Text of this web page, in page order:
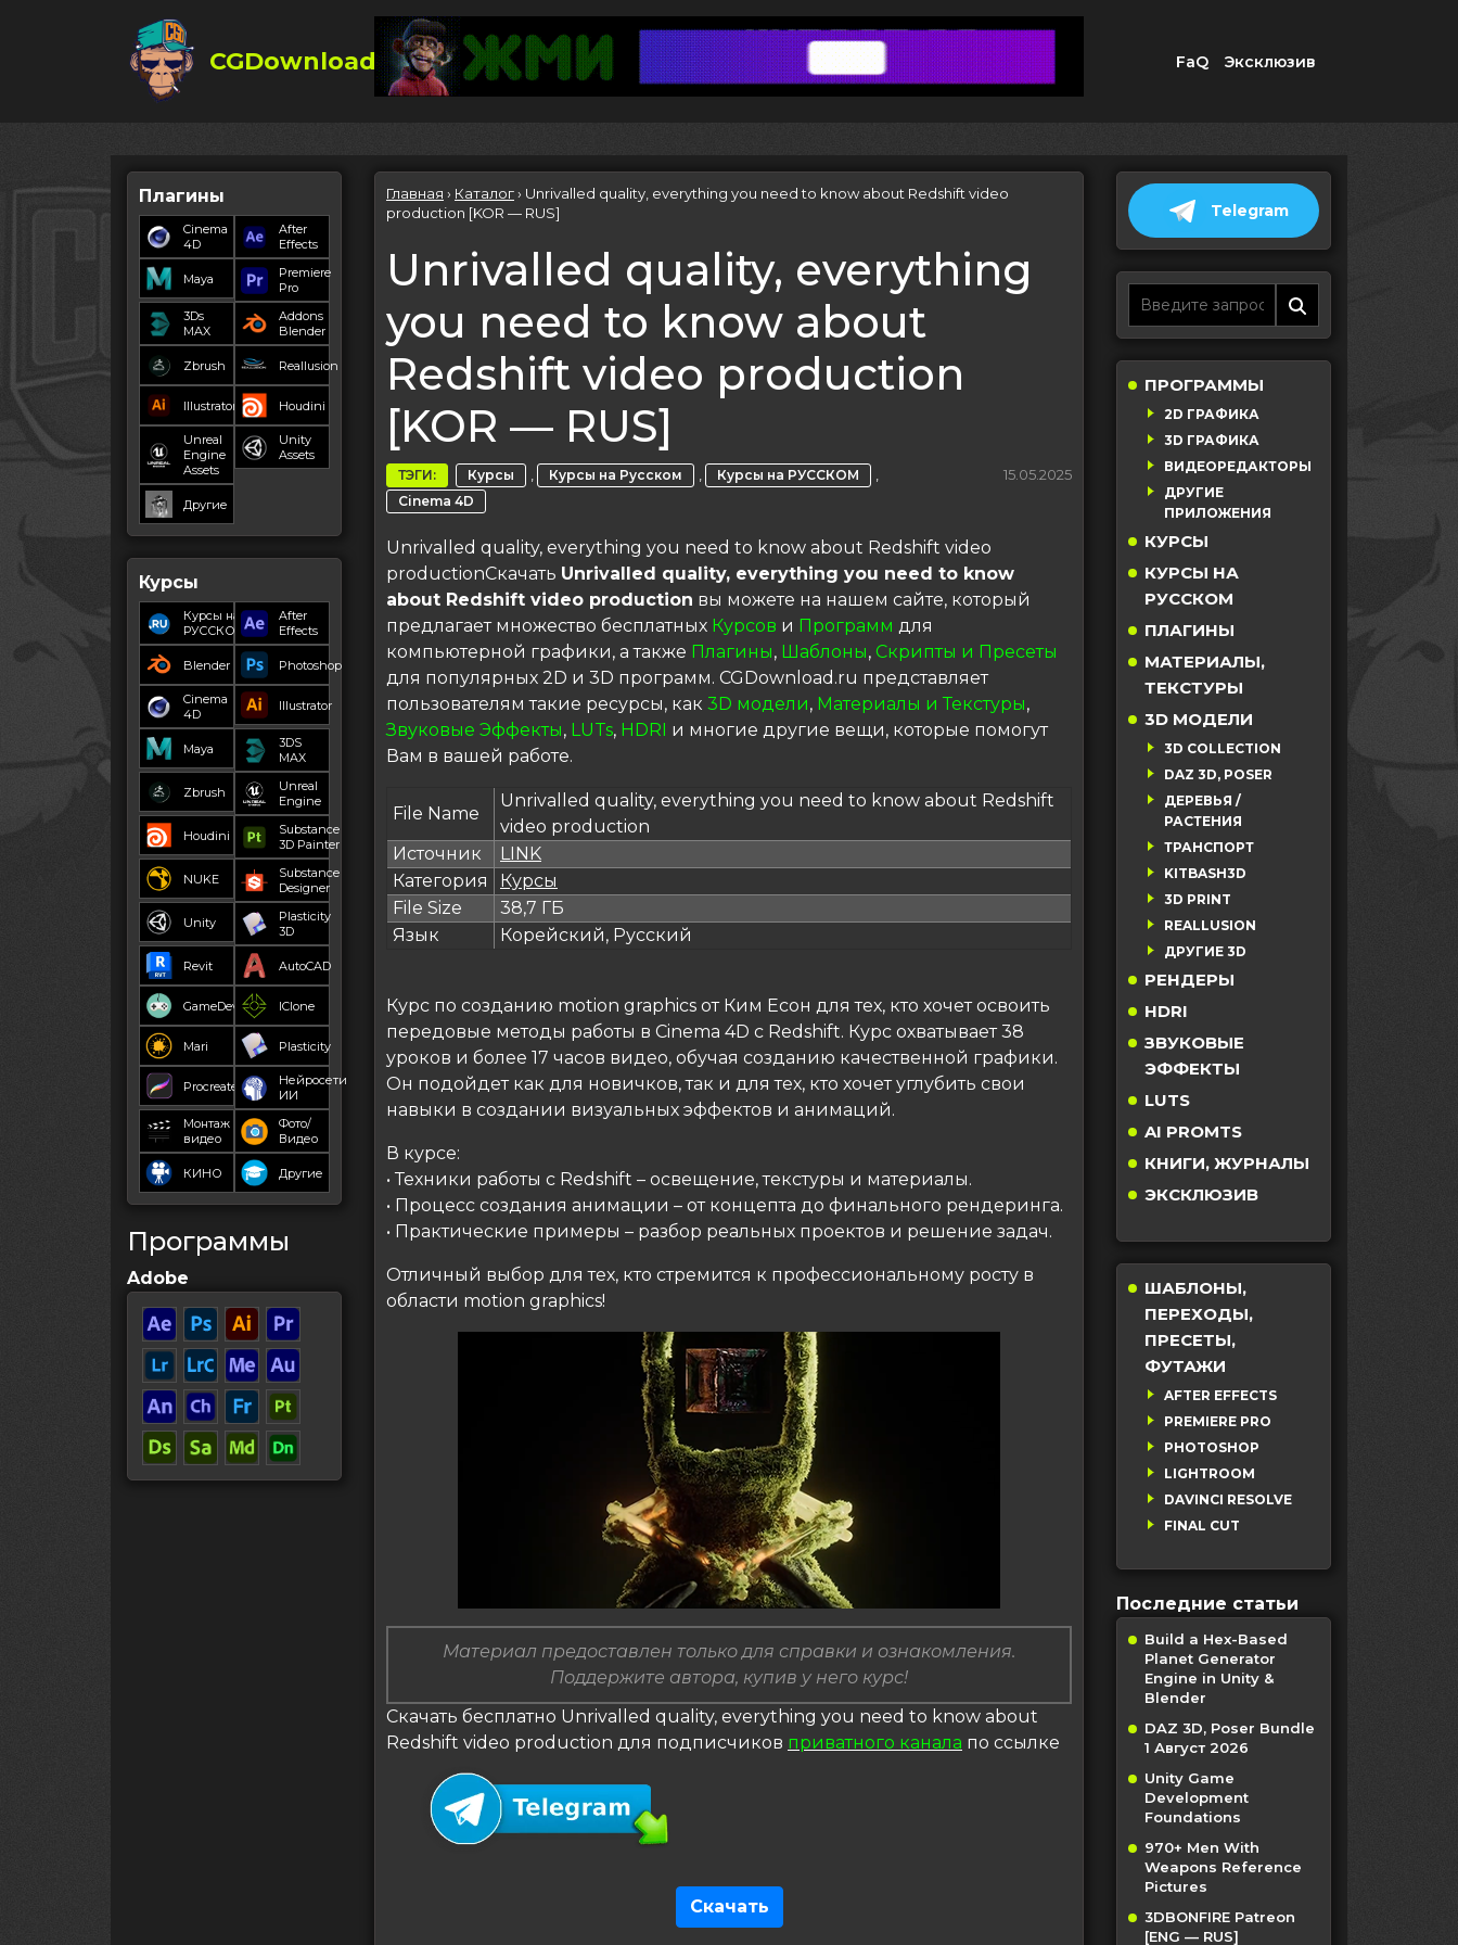
CGDownload FaQ Эксклюзив
Плагины
Cinema
4D
After
Effects
Maya
Premiere
Pro
3Ds
MAX
Addons
Blender
Zbrush Reallusion
Illustrator Houdini
Unreal
Engine
Assets
Unity
Assets
Другие
Курсы
Курсы на
РУССКОМ
After
Effects
Blender Photoshop
Cinema
4D
Illustrator
Maya
3DS
MAX
Zbrush
Unreal
Engine
Houdini
Substance
3D Painter
NUKE
Substance
Designer
Unity
Plasticity
3D
Revit AutoCAD
GameDev IClone
Mari Plasticity
Procreate
Нейросети
ИИ
Монтаж
видео
Фото/
Видео
КИНО Другие
Программы
Adobe
Главная › Каталог› Unrivalled quality, everything you need to know about Redshift video
production [KOR — RUS]
Unrivalled quality, everything
you need to know about
Redshift video production
[KOR — RUS]
ТЭГИ: Курсы , Курсы на Русском , Курсы на РУССКОМ ,
Cinema 4D
15.05.2025
Unrivalled quality, everything you need to know about Redshift video
productionСкачать Unrivalled quality, everything you need to know
about Redshift video production вы можете на нашем сайте, который
предлагает множество бесплатных Курсов и Программ для
компьютерной графики, а также Плагины, Шаблоны, Скрипты и Пресеты
для популярных 2D и 3D программ. CGDownload.ru представляет
пользователям такие ресурсы, как 3D модели, Материалы и Текстуры,
Звуковые Эффекты, LUTs, HDRI и многие другие вещи, которые помогут
Вам в вашей работе.
File Name
Unrivalled quality, everything you need to know about Redshift
video production
Источник
LINK
Категория
Курсы
File Size
38,7 ГБ
Язык
Корейский, Русский
Курс по созданию motion graphics от Ким Есон для тех, кто хочет освоить
передовые методы работы в Cinema 4D с Redshift. Курс охватывает 38
уроков и более 17 часов видео, обучая созданию качественной графики.
Он подойдет как для новичков, так и для тех, кто хочет углубить свои
навыки в создании визуальных эффектов и анимаций.
В курсе:
• Техники работы с Redshift – освещение, текстуры и материалы.
• Процесс создания анимации – от концепта до финального рендеринга.
• Практические примеры – разбор реальных проектов и решение задач.
Отличный выбор для тех, кто стремится к профессиональному росту в
области motion graphics!
Материал предоставлен только для справки и ознакомления.
Поддержите автора, купив у него курс!
Скачать бесплатно Unrivalled quality, everything you need to know about
Redshift video production для подписчиков приватного канала по ссылке
Скачать
Telegram
ПРОГРАММЫ
2D ГРАФИКА
3D ГРАФИКА
ВИДЕОРЕДАКТОРЫ
ДРУГИЕ
ПРИЛОЖЕНИЯ
КУРСЫ
КУРСЫ НА
РУССКОМ
ПЛАГИНЫ
МАТЕРИАЛЫ,
ТЕКСТУРЫ
3D МОДЕЛИ
3D COLLECTION
DAZ 3D, POSER
ДЕРЕВЬЯ /
РАСТЕНИЯ
ТРАНСПОРТ
KITBASH3D
3D PRINT
REALLUSION
ДРУГИЕ 3D
РЕНДЕРЫ
HDRI
ЗВУКОВЫЕ
ЭФФЕКТЫ
LUTS
AI PROMTS
КНИГИ, ЖУРНАЛЫ
ЭКСКЛЮЗИВ
ШАБЛОНЫ,
ПЕРЕХОДЫ,
ПРЕСЕТЫ,
ФУТАЖИ
AFTER EFFECTS
PREMIERE PRO
PHOTOSHOP
LIGHTROOM
DAVINCI RESOLVE
FINAL CUT
Последние статьи
Build a Hex-Based
Planet Generator
Engine in Unity &
Blender
DAZ 3D, Poser Bundle
1 Август 2026
Unity Game
Development
Foundations
970+ Men With
Weapons Reference
Pictures
3DBONFIRE Patreon
[ENG — RUS]